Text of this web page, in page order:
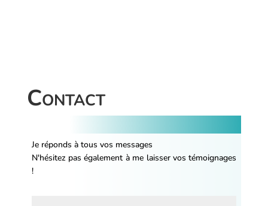
Contact
Je réponds à tous vos messages
N'hésitez pas également à me laisser vos témoignages
!